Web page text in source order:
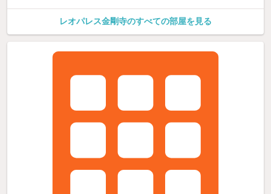
レオパレス金剛寺のすべての部屋を見る